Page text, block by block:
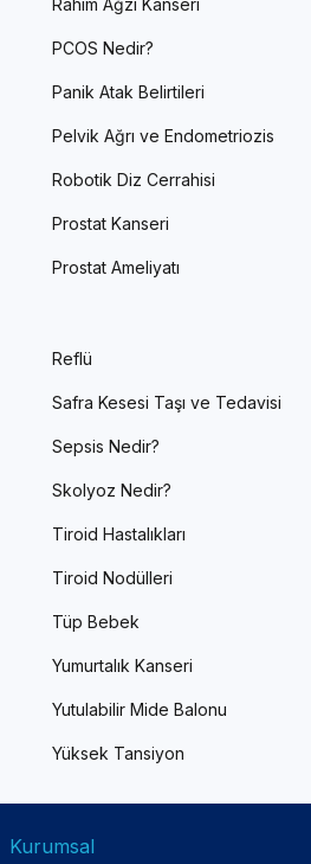
Rahim Ağzı Kanseri
PCOS Nedir?
Panik Atak Belirtileri
Pelvik Ağrı ve Endometriozis
Robotik Diz Cerrahisi
Prostat Kanseri
Prostat Ameliyatı
Reflü
Safra Kesesi Taşı ve Tedavisi
Sepsis Nedir?
Skolyoz Nedir?
Tiroid Hastalıkları
Tiroid Nodülleri
Tüp Bebek
Yumurtalık Kanseri
Yutulabilir Mide Balonu
Yüksek Tansiyon
Kurumsal